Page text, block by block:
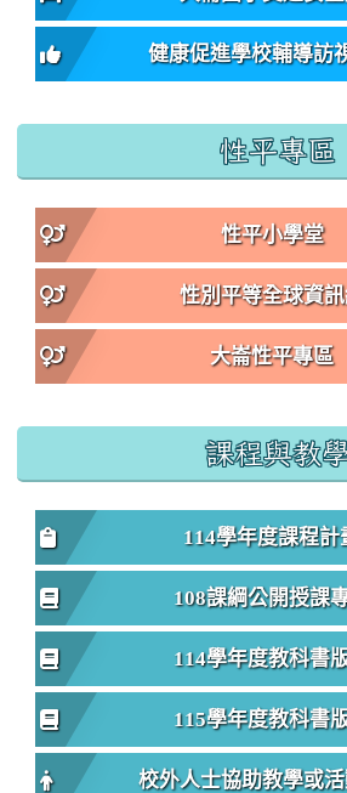
健康促進學校輔導訪
性平專區
性平小學堂
性別平等全球資訊
大崙性平專區
課程與教
114學年度課程計
108課綱公開授課
114學年度教科書
115學年度教科書
校外人士協助教學或